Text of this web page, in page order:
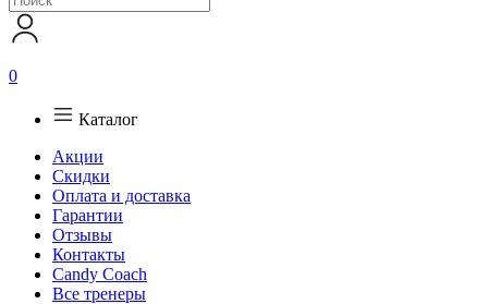
0
Каталог
Акции
Скидки
Оплата и доставка
Гарантии
Отзывы
Контакты
Candy Coach
Все тренеры